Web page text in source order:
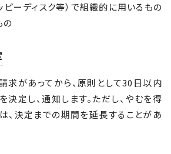
ピーディスク等）で組織的に用いるもの
の
求があってから、原則として30日以内
決定し、通知します。ただし、やむを得
、決定までの期間を延長することがあ